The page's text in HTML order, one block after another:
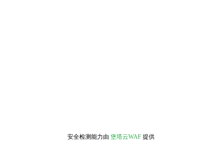
安全检测能力由 堡塔云WAF 提供